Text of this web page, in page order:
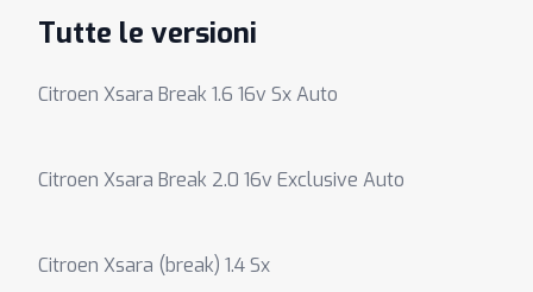
Tutte le versioni
Citroen Xsara Break 1.6 16v Sx Auto
Citroen Xsara Break 2.0 16v Exclusive Auto
Citroen Xsara (break) 1.4 Sx